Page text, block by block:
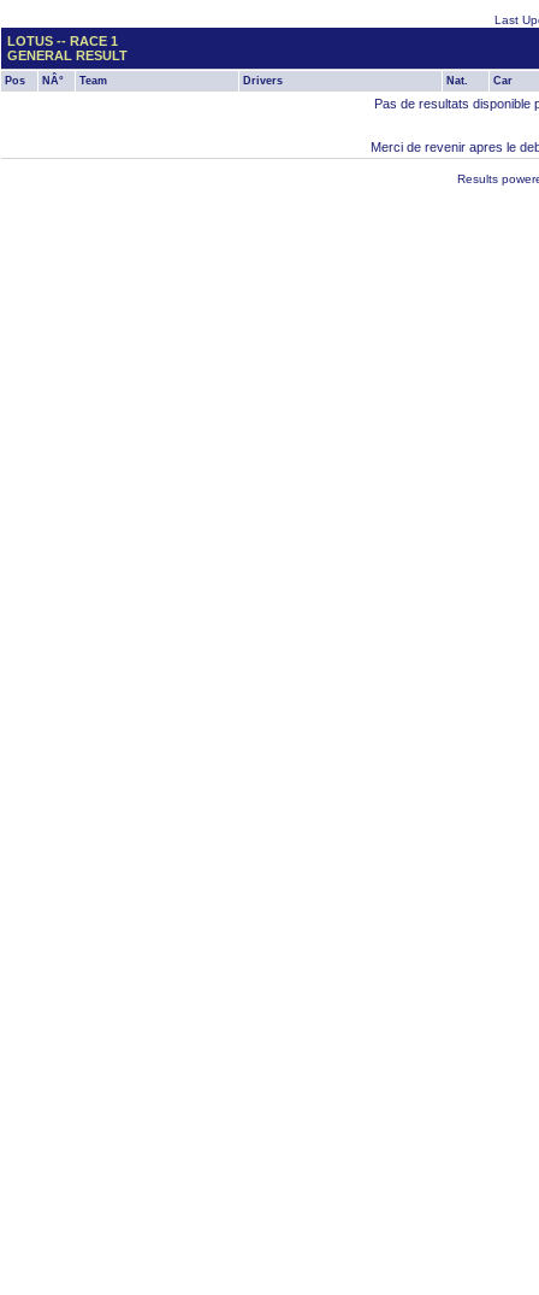
Last
LOTUS -- RACE 1
GENERAL RESULT
Pos NÂ° Team Drivers Nat. Car
Pas de resultats disponible
Merci de revenir apres le
Results